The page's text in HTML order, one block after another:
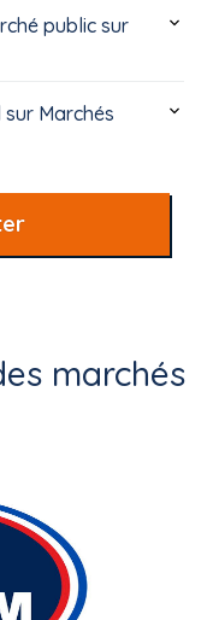
public sur
Marchés
marchés